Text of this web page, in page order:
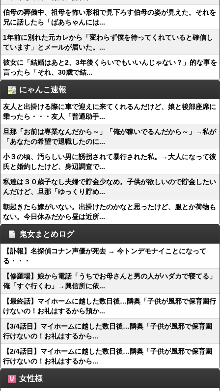
伯母の葬儀中、祖母を怖い形相で見下ろす伯母の姿が見えた。それを
兄に話したら「ばあちゃんには...
1年前に別れた元カレから「変わらず僕を待ってくれていると確信し
ています」とメールが届いた。...
彼女に「結婚はあと2、3年後くらいでもいいんじゃない？」的な事を
言ったら「それ、30歳で結...
にゃんこ速報
友人と出掛ける際に車で迎えに来てくれるんだけど、娘と後部座席に
乗ったら・・・友人「普通助手...
旦那「お前は専業なんだから～」「俺が稼いでるんだから～」→私が
「あなたの希望で退職したのに...
小３の頃、汚らしい男に誘拐されて暴行された私。→大人になって彼
氏と婚約したけど、身辺調査で...
私達は３０歳子なし夫婦で貯金少なめ。子供が欲しいので貯金したい
んだけど、旦那「ゆっくり貯め...
朝起きたら嫁がいない。出掛けたのかなと思ったけど、服とか荷物も
ない。今日休みだから昼は近所...
鬼女まとめログ
【訃報】名探偵コナン声優が死去 → 今トンデモナイことになって
る・・・
【修羅場】娘から電話「うちでお母さんと男の人がハダカで寝てる」
俺「すぐ行くわ」→興信所に依...
【最終話】マイホームに越した数日後…隣奥「子供が風邪で保育園行
けないの！お礼はするから預か...
【3/4話目】マイホームに越した数日後…隣奥「子供が風邪で保育園
行けないの！お礼はするから...
【2/4話目】マイホームに越した数日後…隣奥「子供が風邪で保育園
行けないの！お礼はするから...
女性様